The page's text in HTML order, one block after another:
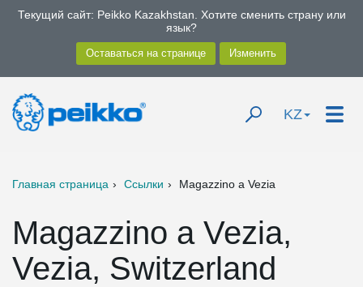
Текущий сайт: Peikko Kazakhstan. Хотите сменить страну или
язык?
KZ
Главная страница Ссылки Magazzino a Vezia
Magazzino a Vezia,
Vezia, Switzerland